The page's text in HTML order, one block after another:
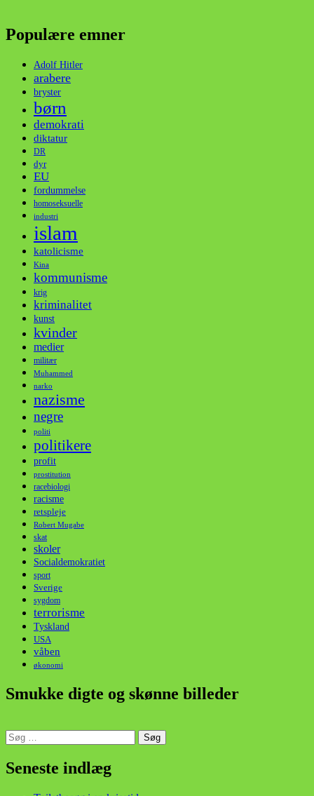
Populære emner
Adolf Hitler
arabere
bryster
børn
demokrati
diktatur
DR
dyr
EU
fordummelse
homoseksuelle
industri
islam
katolicisme
Kina
kommunisme
krig
kriminalitet
kunst
kvinder
medier
militær
Muhammed
narko
nazisme
negre
politi
politikere
profit
prostitution
racebiologi
racisme
retspleje
Robert Mugabe
skat
skoler
Socialdemokratiet
sport
Sverige
sygdom
terrorisme
Tyskland
USA
våben
økonomi
Smukke digte og skønne billeder
Søg
efter:
Seneste indlæg